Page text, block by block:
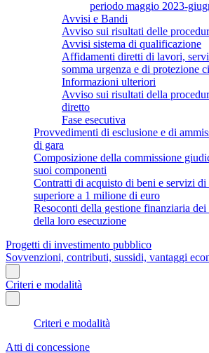
periodo maggio 2023-
Avvisi e Bandi
Avviso sui risultati delle
Avvisi sistema di qualificazione
Affidamenti diretti di lavori,
somma urgenza e di protezione
Informazioni ulteriori
Avviso sui risultati della
diretto
Fase esecutiva
Provvedimenti di esclusione e di
di gara
Composizione della commissione
suoi componenti
Contratti di acquisto di beni e servizi
superiore a 1 milione di euro
Resoconti della gestione finanziaria
della loro esecuzione
Progetti di investimento pubblico
Sovvenzioni, contributi, sussidi, vantaggi
Criteri e modalità
Criteri e modalità
Atti di concessione